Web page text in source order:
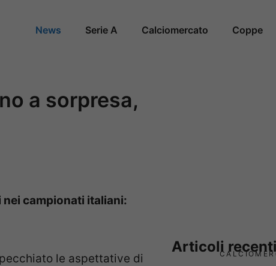
News Serie A Calciomercato Coppe
a sorpresa,
campionati italiani:
le aspettative di
Articoli recenti